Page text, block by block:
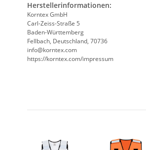
Herstellerinformationen:
Korntex GmbH
Carl-Zeiss-Straße 5
Baden-Württemberg
Fellbach, Deutschland, 70736
info@korntex.com
https://korntex.com/impressum